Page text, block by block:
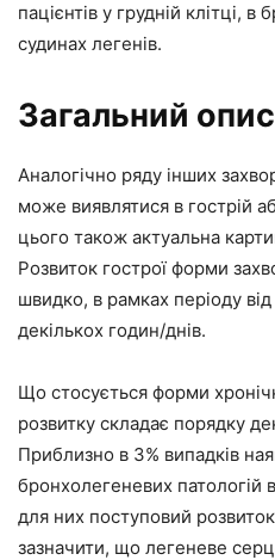
пацієнтів у грудній клітці, в
судинах легенів.
Загальний опис
Аналогічно ряду інших
може виявлятися в гострій
цього також актуальна
Розвиток гострої форми
швидко, в рамках періоду
декількох годин/днів.
Що стосується форми
розвитку складає порядку
Приблизно в 3% випадків
бронхолегеневих патологій
для них поступовий
зазначити, що легеневе